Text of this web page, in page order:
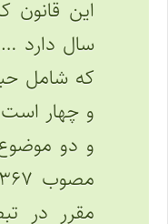
سال دارد
که شامل
و چهار
و دو موضوع
مقرر در